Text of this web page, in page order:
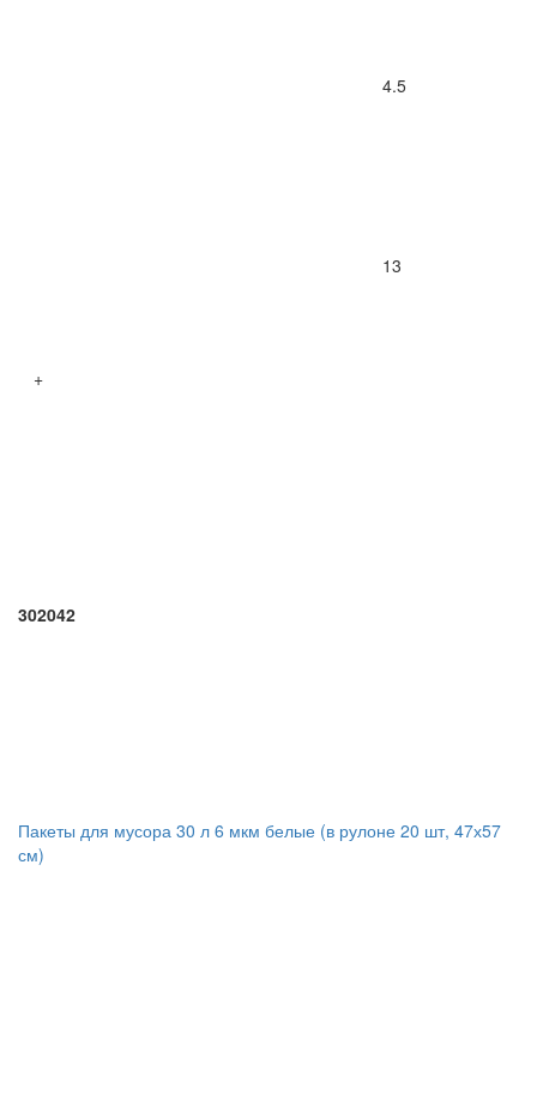
4.5
13
+
302042
Пакеты для мусора 30 л 6 мкм белые (в рулоне 20 шт, 47х57
см)